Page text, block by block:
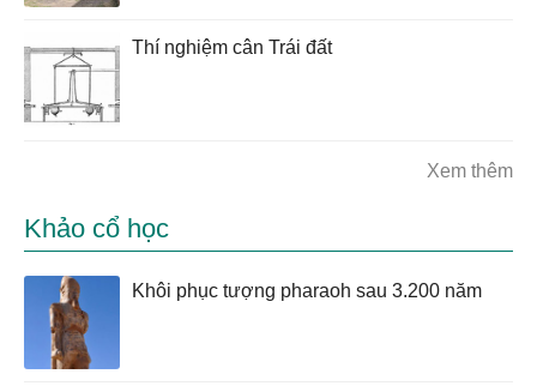
Thí nghiệm cân Trái đất
Xem thêm
Khảo cổ học
Khôi phục tượng pharaoh sau 3.200 năm